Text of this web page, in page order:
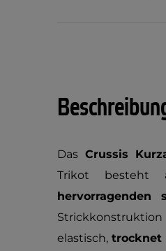
Das Crussis
Trikot besteht
hervorragenden
Strickkonstruktion
elastisch,trocknet